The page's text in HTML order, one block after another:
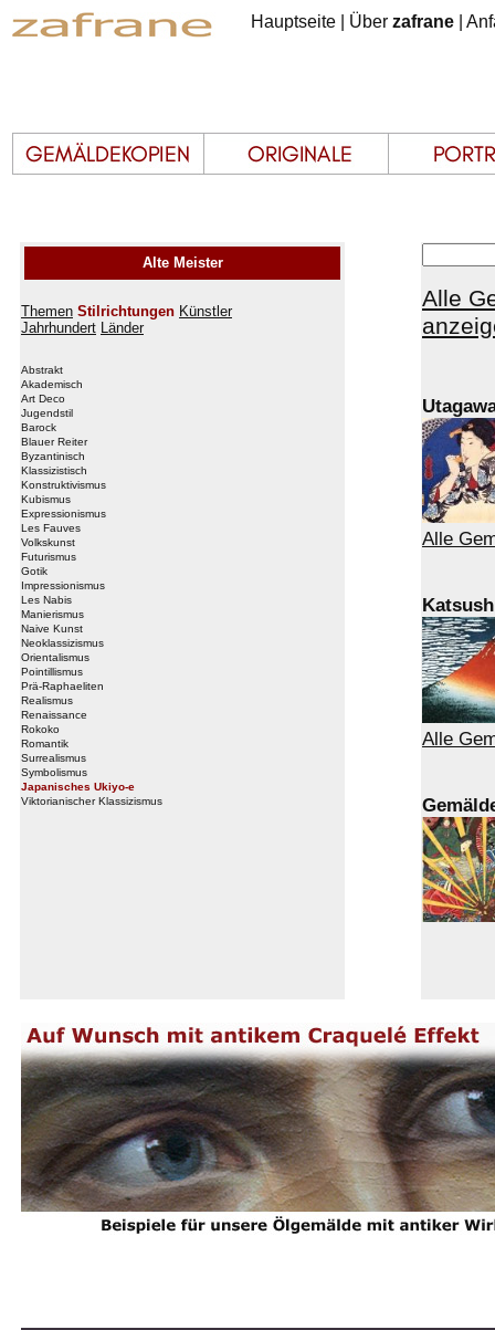
Hauptseite Über zafrane
Alte Meister
Themen Stilrichtungen Künstler
Jahrhundert Länder
Abstrakt
Akademisch
Art Deco
Jugendstil
Barock
Blauer Reiter
Byzantinisch
Klassizistisch
Konstruktivismus
Kubismus
Expressionismus
Les Fauves
Volkskunst
Futurismus
Gotik
Impressionismus
Les Nabis
Manierismus
Naive Kunst
Neoklassizismus
Orientalismus
Pointillismus
Prä-Raphaeliten
Realismus
Renaissance
Rokoko
Romantik
Surrealismus
Symbolismus
Japanisches Ukiyo-e
Viktorianischer Klassizismus
Alle
Alle
Alle